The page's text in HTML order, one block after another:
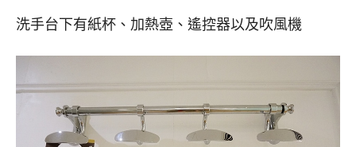
洗手台下有紙杯、加熱壺、遙控器以及吹風機